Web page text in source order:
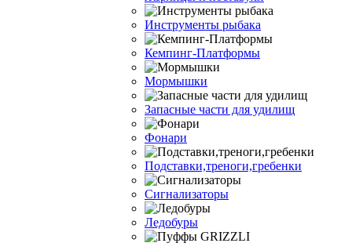
Инструменты рыбака
Кемпинг-Платформы
Мормышки
Запасные части для удилищ
Фонари
Подставки,треноги,гребенки
Сигнализаторы
Ледобуры